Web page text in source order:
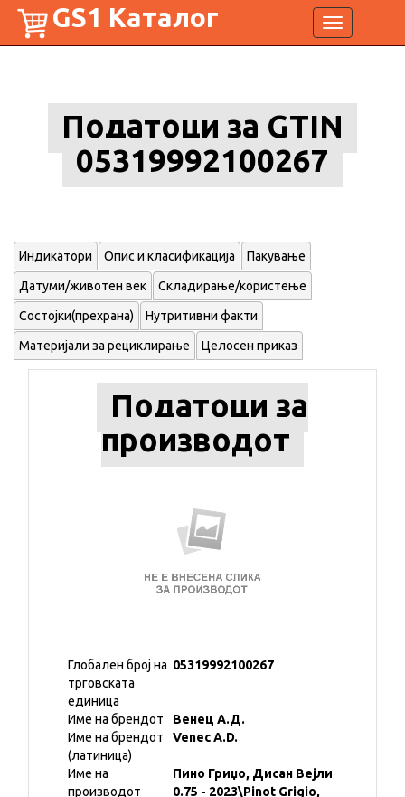
Toggle
navigation
GS1 Каталог
Податоци за GTIN
05319992100267
Индикатори Опис и класификација Пакување
Датуми/животен век Складирање/користење
Состојки(прехрана) Нутритивни факти
Материјали за рециклирање Целосен приказ
Податоци за
производот
Глобален број на
трговската
единица
05319992100267
Име на брендот
Венец А.Д.
Име на брендот
(латиница)
Venec A.D.
Име на
производот
Пино Гриџо, Дисан Вејли
0.75 - 2023\Pinot Grigio,